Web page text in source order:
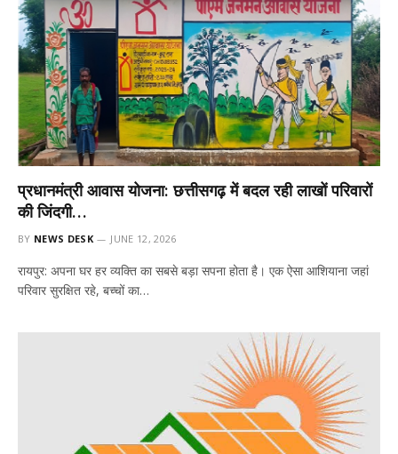
प्रधानमंत्री आवास योजना: छत्तीसगढ़ में बदल रही लाखों परिवारों
की जिंदगी…
BY NEWS DESK JUNE 12, 2026
रायपुर: अपना घर हर व्यक्ति का सबसे बड़ा सपना होता है। एक ऐसा आशियाना जहां
परिवार सुरक्षित रहे, बच्चों का…